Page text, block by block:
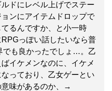
ドにレベル上げでステー
ンにアイテムドロップで
てるんですか、と小一時
っぽい話したいなら普
でも良かったでしょ…。乙
イケメンなのに、イケメ
っており、乙女ゲーとい
意味があるのか、→